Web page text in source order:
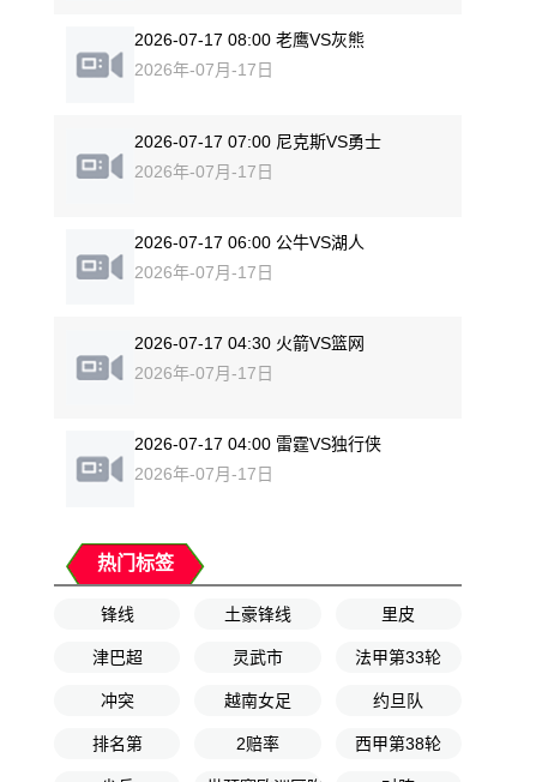
2026-07-17 08:00 老鹰VS灰熊
2026年-07月-17日
2026-07-17 07:00 尼克斯VS勇士
2026年-07月-17日
2026-07-17 06:00 公牛VS湖人
2026年-07月-17日
2026-07-17 04:30 火箭VS篮网
2026年-07月-17日
2026-07-17 04:00 雷霆VS独行侠
2026年-07月-17日
热门标签
锋线 土豪锋线 里皮
津巴超 灵武市 法甲第33轮
冲突 越南女足 约旦队
排名第 2赔率 西甲第38轮